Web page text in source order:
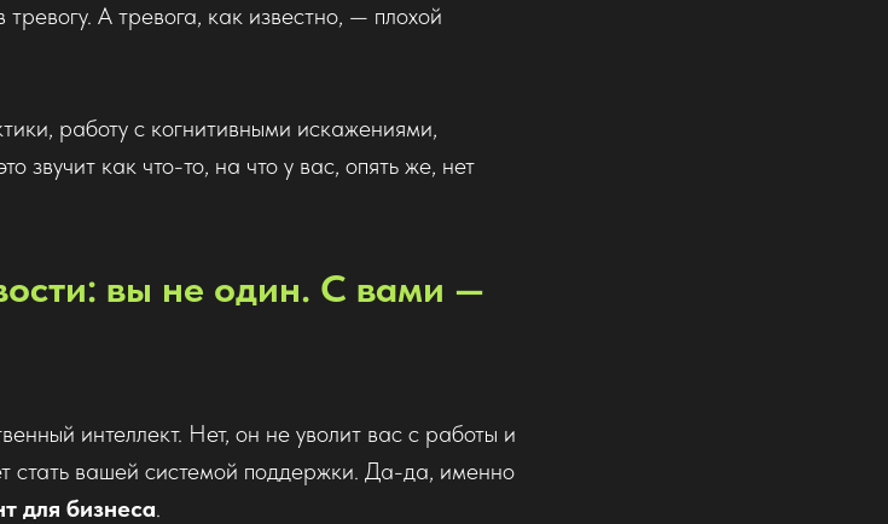
А тревога, как известно, — плохой
работу с когнитивными искажениями,
звучит как что-то, на что у вас, опять же, нет
вы не один. С вами —
интеллект. Нет, он не уволит вас с работы и
стать вашей системой поддержки. Да-да, именно
для бизнеса.